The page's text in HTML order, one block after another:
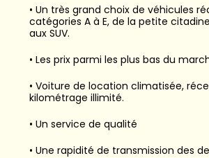
• Un très grand choix de véhicules
catégories A à E, de la petite
aux SUV.
• Les prix parmi les plus bas du
• Voiture de location climatisée,
kilométrage illimité.
• Un service de qualité
• Une rapidité de transmission des